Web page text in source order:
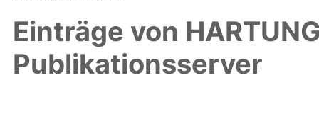
Einträge von
Publikationsserver